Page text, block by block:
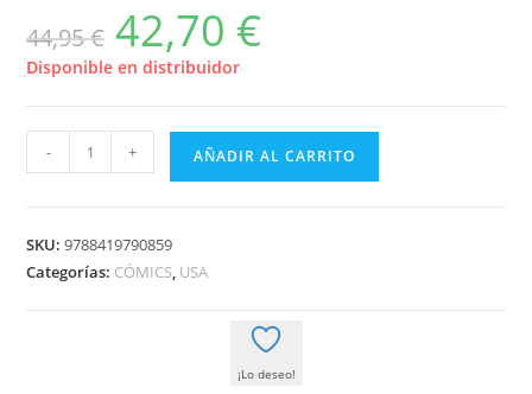
44,95€
El
precio
original
era:
42,70 €
Disponible en distribuidor
MEJOR
Y
- + AÑADIR AL CARRITO
SKU:9788419790859
Categorías: CÓMICS, USA
¡Lo deseo!